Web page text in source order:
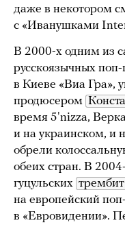
даже в некотором
с «Иванушками
В 2000-х одним из
русскоязычных
в Киеве «Виа Гра»,
продюсером
время 5'nizza,
и на украинском, и
обрели
обеих стран. В
гуцульских трембит
на европейский
в «Евровидении».